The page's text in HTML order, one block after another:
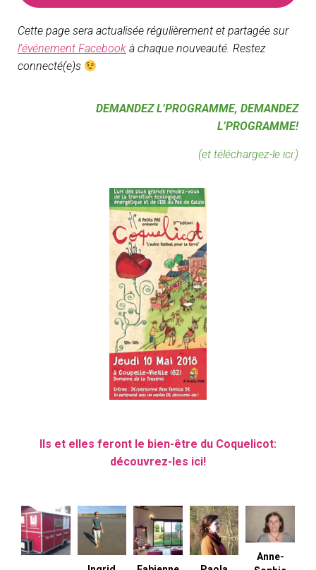
Cette page sera actualisée régulièrement et partagée sur
l’événement Facebook à chaque nouveauté. Restez
connecté(e)s
DEMANDEZ L’PROGRAMME, DEMANDEZ
L’PROGRAMME!
(et téléchargez-le ici:)
Ils et elles feront le bien-être du Coquelicot:
découvrez-les ici!
Anne-